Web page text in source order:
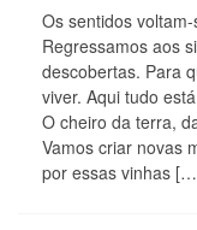
Os sentidos
Regressamos aos
descobertas. Para
viver. Aqui tudo
O cheiro da terra,
Vamos criar novas
por essas vinhas